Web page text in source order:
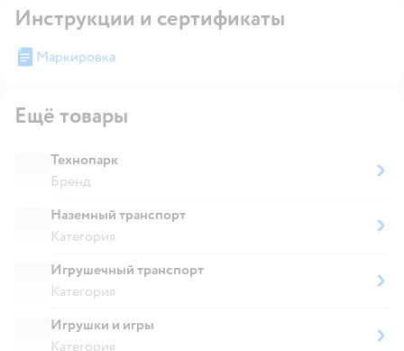
Инструкции и сертификаты
Маркировка
Ещё товары
Технопарк
Бренд
Наземный транспорт
Категория
Игрушечный транспорт
Категория
Игрушки и игры
Категория